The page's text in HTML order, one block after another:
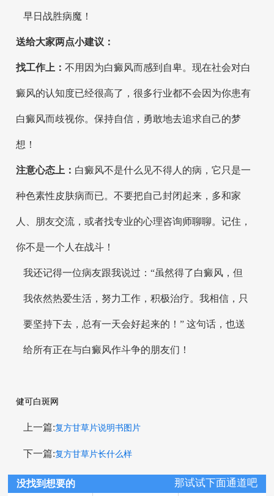
早日战胜病魔！
送给大家两点小建议：
找工作上： 不用因为白癜风而感到自卑。现在社会对白
癜风的认知度已经很高了，很多行业都不会因为你患有
白癜风而歧视你。保持自信，勇敢地去追求自己的梦
想！
注意心态上： 白癜风不是什么见不得人的病，它只是一
种色素性皮肤病而已。不要把自己封闭起来，多和家
人、朋友交流，或者找专业的心理咨询师聊聊。记住，
你不是一个人在战斗！
我还记得一位病友跟我说过：“虽然得了白癜风，但
我依然热爱生活，努力工作，积极治疗。我相信，只
要坚持下去，总有一天会好起来的！” 这句话，也送
给所有正在与白癜风作斗争的朋友们！
健可白斑网
上一篇:复方甘草片说明书图片
下一篇:复方甘草片长什么样
没找到想要的 那试试下面通道吧